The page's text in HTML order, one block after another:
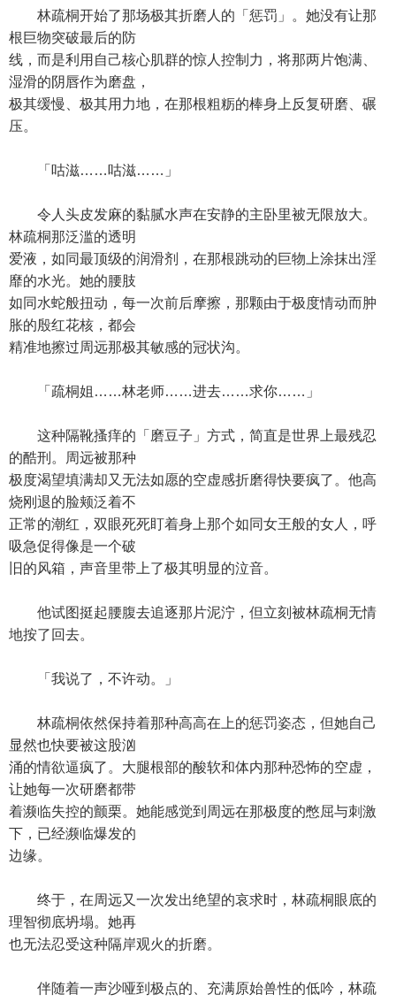
林疏桐开始了那场极其折磨人的「惩罚」。她没有让那
根巨物突破最后的防
线，而是利用自己核心肌群的惊人控制力，将那两片饱满、
湿滑的阴唇作为磨盘，
极其缓慢、极其用力地，在那根粗粝的棒身上反复研磨、碾
压。
「咕滋……咕滋……」
令人头皮发麻的黏腻水声在安静的主卧里被无限放大。
林疏桐那泛滥的透明
爱液，如同最顶级的润滑剂，在那根跳动的巨物上涂抹出淫
靡的水光。她的腰肢
如同水蛇般扭动，每一次前后摩擦，那颗由于极度情动而肿
胀的殷红花核，都会
精准地擦过周远那极其敏感的冠状沟。
「疏桐姐……林老师……进去……求你……」
这种隔靴搔痒的「磨豆子」方式，简直是世界上最残忍
的酷刑。周远被那种
极度渴望填满却又无法如愿的空虚感折磨得快要疯了。他高
烧刚退的脸颊泛着不
正常的潮红，双眼死死盯着身上那个如同女王般的女人，呼
吸急促得像是一个破
旧的风箱，声音里带上了极其明显的泣音。
他试图挺起腰腹去追逐那片泥泞，但立刻被林疏桐无情
地按了回去。
「我说了，不许动。」
林疏桐依然保持着那种高高在上的惩罚姿态，但她自己
显然也快要被这股汹
涌的情欲逼疯了。大腿根部的酸软和体内那种恐怖的空虚，
让她每一次研磨都带
着濒临失控的颤栗。她能感觉到周远在那极度的憋屈与刺激
下，已经濒临爆发的
边缘。
终于，在周远又一次发出绝望的哀求时，林疏桐眼底的
理智彻底坍塌。她再
也无法忍受这种隔岸观火的折磨。
伴随着一声沙哑到极点的、充满原始兽性的低吟，林疏